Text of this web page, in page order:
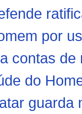
por
contas
do
guarda